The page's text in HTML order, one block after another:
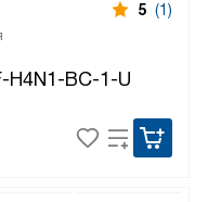
H4N1-BC-1-U
5 (1)